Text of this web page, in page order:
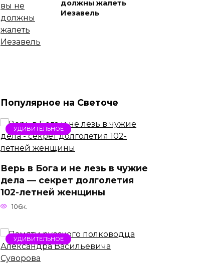
должны жалеть
Иезавель
Популярное на Светоче
УДИВИТЕЛЬНОЕ
Верь в Бога и не лезь в чужие
дела — секрет долголетия
102-летней женщины
106к.
УДИВИТЕЛЬНОЕ